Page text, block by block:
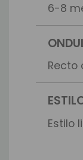
6-8
Recto
Estilo